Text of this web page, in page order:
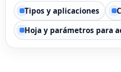
Tipos y aplicaciones
Hoja y parámetros para